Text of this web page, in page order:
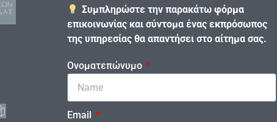
Συμπληρώστε την παρακάτω φόρμα
επικοινωνίας και σύντομα ένας εκπρόσωπος
της υπηρεσίας θα απαντήσει στο αίτημα σας.
Ονοματεπώνυμο
Email